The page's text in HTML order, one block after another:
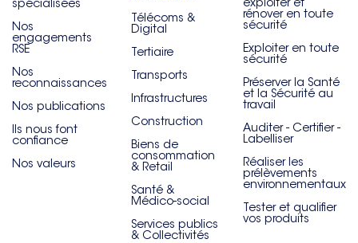
spécialisées
Nos
engagements
RSE
Nos
reconnaissances
Nos publications
Ils nous font
confiance
Nos valeurs
Télécoms &
Digital
Tertiaire
Transports
Infrastructures
Construction
Biens de
consommation
& Retail
Santé &
Médico-social
Services publics
& Collectivités
rénover en toute
sécurité
Exploiter en toute
sécurité
Préserver la Santé
et la Sécurité au
travail
Auditer - Certifier -
Labelliser
Réaliser les
prélèvements
environnementaux
Tester et qualifier
vos produits